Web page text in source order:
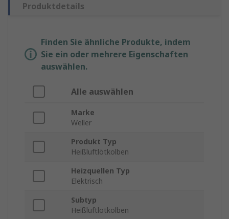
Produktdetails
Finden Sie ähnliche Produkte, indem
Sie ein oder mehrere Eigenschaften
auswählen.
Alle auswählen
Marke
Weller
Produkt Typ
Heißluftlötkolben
Heizquellen Typ
Elektrisch
Subtyp
Heißluftlötkolben